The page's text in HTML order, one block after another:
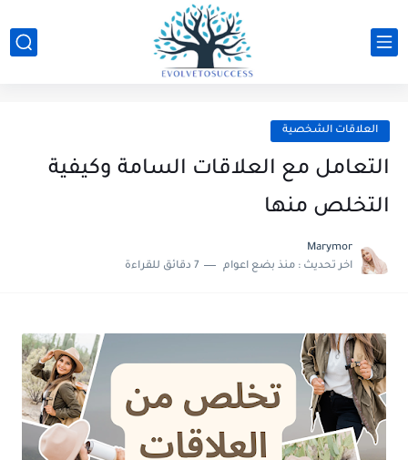
العلاقات الشخصية
التعامل مع العلاقات السامة وكيفية
التخلص منها
Marymor
اخر تحديث : منذ بضع اعوام 7 دقائق للقراءة